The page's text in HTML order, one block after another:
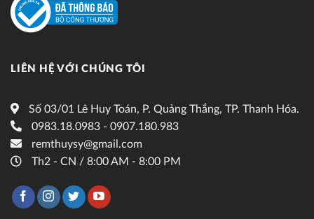
LIÊN HỆ VỚI CHÚNG TÔI
Số 03/01 Lê Huy Toán, P. Quảng Thắng, TP. Thanh Hóa.
0983.18.0983 - 0907.180.983
remthuysy@gmail.com
Th2 - CN / 8:00 AM - 8:00 PM